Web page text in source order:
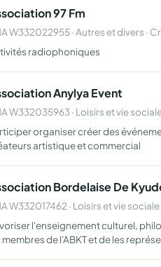
97 Fm
W332022955 · Autres et divers ·
radiophoniques
Anylya Event
W332035963 · Loisirs et vie
organiser créer des
artistique et commercial
Bordelaise De
W332017462 · Loisirs et vie
l'enseignement culturel,
membres de l'ABKT et de les